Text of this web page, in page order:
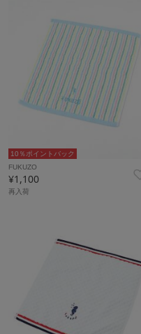
10％ポイントバック
FUKUZO
¥1,100
再入荷